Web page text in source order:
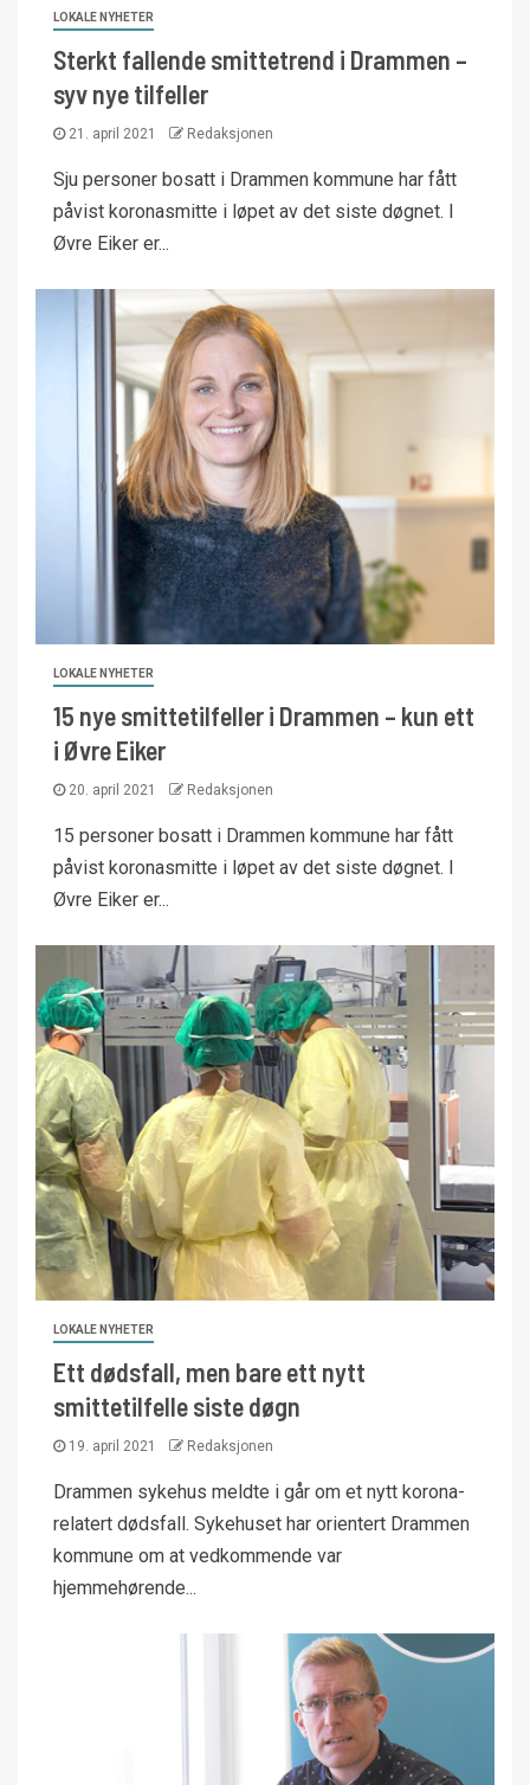
LOKALE NYHETER
Sterkt fallende smittetrend i Drammen –
syv nye tilfeller
21. april 2021 Redaksjonen
Sju personer bosatt i Drammen kommune har fått
påvist koronasmitte i løpet av det siste døgnet. I
Øvre Eiker er...
LOKALE NYHETER
15 nye smittetilfeller i Drammen – kun ett
i Øvre Eiker
20. april 2021 Redaksjonen
15 personer bosatt i Drammen kommune har fått
påvist koronasmitte i løpet av det siste døgnet. I
Øvre Eiker er...
LOKALE NYHETER
Ett dødsfall, men bare ett nytt
smittetilfelle siste døgn
19. april 2021 Redaksjonen
Drammen sykehus meldte i går om et nytt korona-
relatert dødsfall. Sykehuset har orientert Drammen
kommune om at vedkommende var
hjemmehørende...